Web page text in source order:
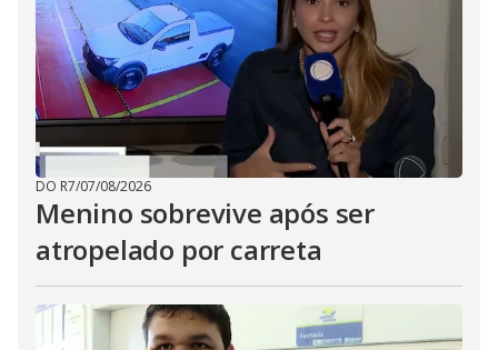
DO R7/07/08/2026
Menino sobrevive após ser
atropelado por carreta